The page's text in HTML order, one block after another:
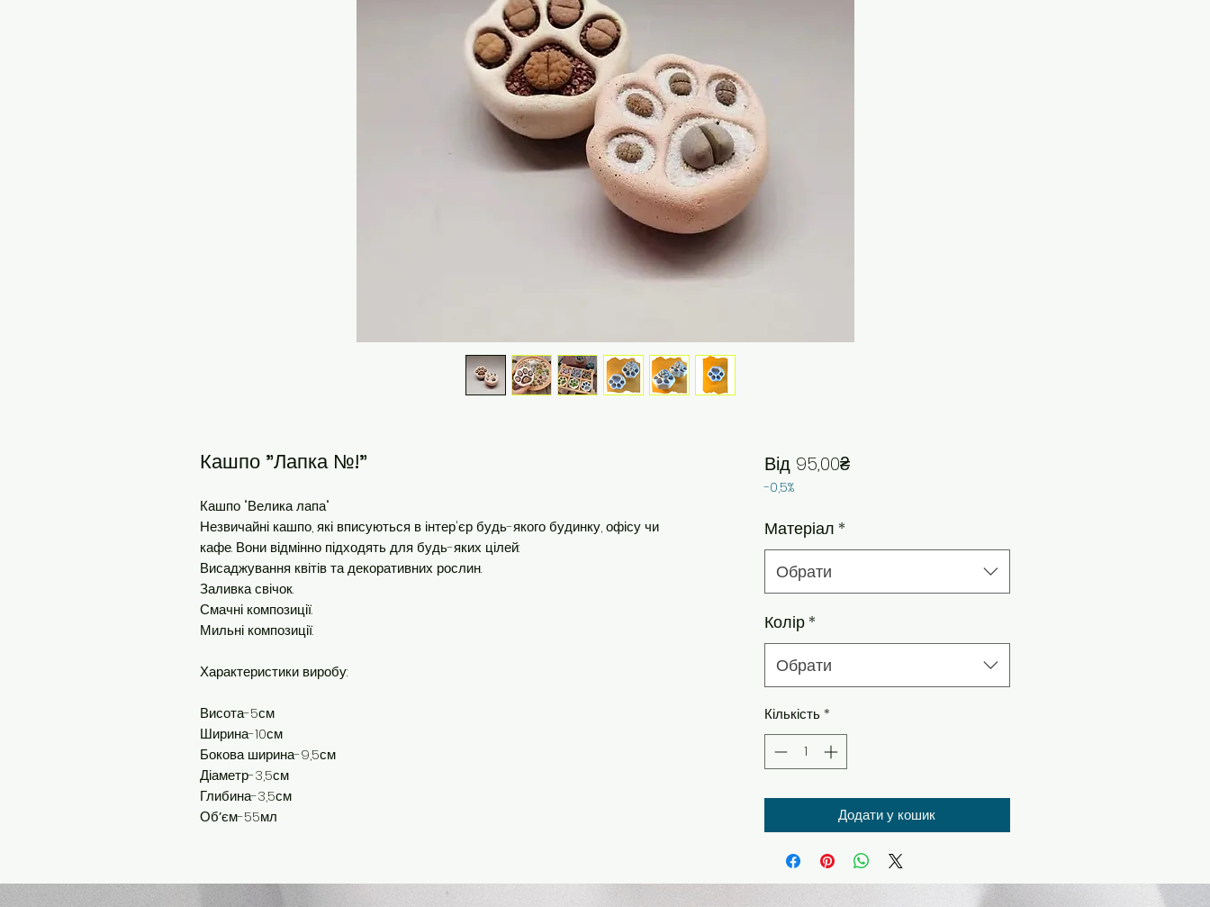
Кашпо "Лапка №!"
Кашпо "Велика лапа"
Незвичайні кашпо, які вписуються в інтер'єр будь-якого будинку, офісу чи
кафе. Вони відмінно підходять для будь-яких цілей:
Висаджування квітів та декоративних рослин.
Заливка свічок.
Смачні композиції.
Мильні композиції.
Характеристики виробу:
Висота-5см
Ширина-10см
Бокова ширина-9,5см
Діаметр-3,5см
Глибина-3,5см
Обʼєм-55мл
Від 95,00₴За розпродажем
-0,5%
Матеріал *
Обрати
Колір *
Обрати
Кількість *
Додати у кошик